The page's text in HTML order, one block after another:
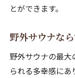
とができます。
野外サウナな
野外サウナの最大
られる多幸感にあ